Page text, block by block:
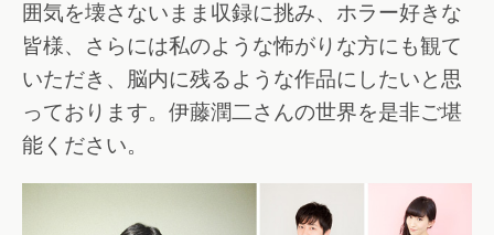
囲気を壊さないまま収録に挑み、ホラー好きな
皆様、さらには私のような怖がりな方にも観て
いただき、脳内に残るような作品にしたいと思
っております。伊藤潤二さんの世界を是非ご堪
能ください。